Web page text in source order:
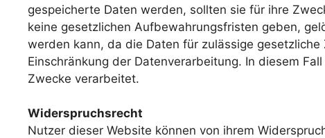
gespeicherte Daten werden, sollten sie für ihre
keine gesetzlichen Aufbewahrungsfristen geben,
werden kann, da die Daten für zulässige
Einschränkung der Datenverarbeitung. In diesem
Zwecke verarbeitet.
Widerspruchsrecht
Nutzer dieser Website können von ihrem